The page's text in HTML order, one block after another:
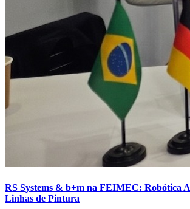
RS Systems & b+m na FEIMEC: Robótica
Linhas de Pintura